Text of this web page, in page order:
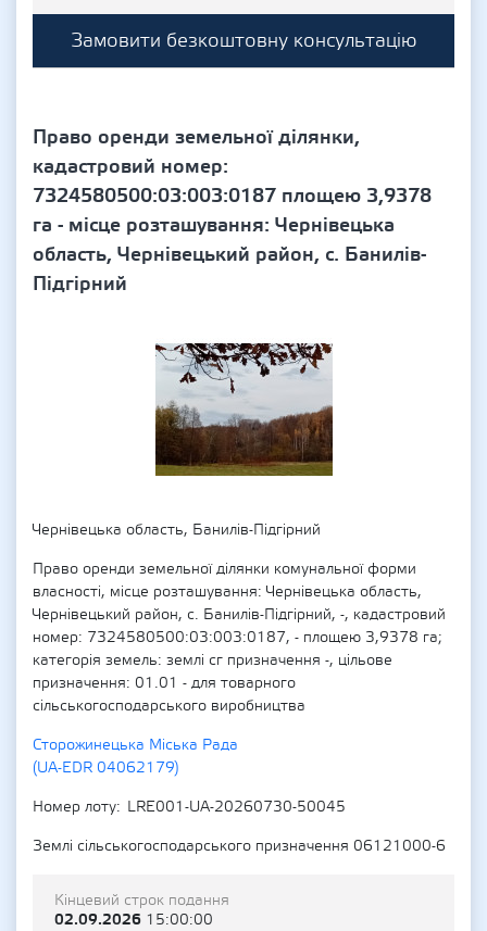
Замовити безкоштовну консультацію
Право оренди земельної ділянки,
кадастровий номер:
7324580500:03:003:0187 площею 3,9378
га - місце розташування: Чернівецька
область, Чернівецький район, с. Банилів-
Підгірний
Чернівецька область, Банилів-Підгірний
Право оренди земельної ділянки комунальної форми
власності, місце розташування: Чернівецька область,
Чернівецький район, с. Банилів-Підгірний, -, кадастровий
номер: 7324580500:03:003:0187, - площею 3,9378 га;
категорія земель: землі сг призначення -, цільове
призначення: 01.01 - для товарного
сільськогосподарського виробництва
Сторожинецька Міська Рада
(UA-EDR 04062179)
Номер лоту
LRE001-UA-20260730-50045
Землі сільськогосподарського призначення 06121000-6
Кінцевий строк подання
02.09.2026 15:00:00